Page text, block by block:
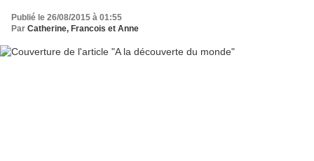
Publié le 26/08/2015 à 01:55
Par Catherine, Francois et Anne